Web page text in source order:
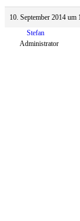
10. September 2014 um
Stefan
Administrator